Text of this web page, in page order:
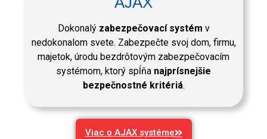
Dokonalýzabezpečovací systém v
nedokonalom svete. Zabezpečte svoj dom, firmu,
majetok, úrodu bezdrôtovým zabezpečovacím
systémom, ktorý spĺňa najprísnejšie
bezpečnostné kritériá.
Viac o AJAX systéme